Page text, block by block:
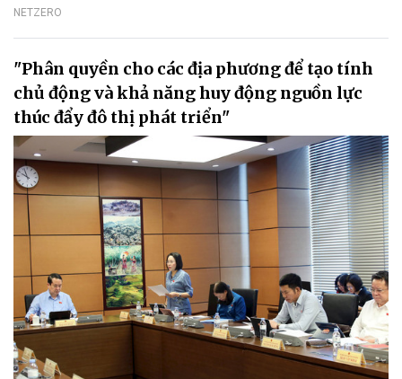
NETZERO
"Phân quyền cho các địa phương để tạo tính
chủ động và khả năng huy động nguồn lực
thúc đẩy đô thị phát triển"